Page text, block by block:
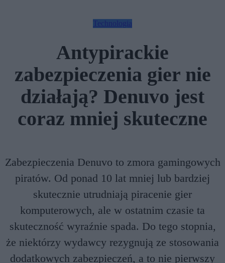
Technologia
Antypirackie
zabezpieczenia gier nie
działają? Denuvo jest
coraz mniej skuteczne
Zabezpieczenia Denuvo to zmora gamingowych
piratów. Od ponad 10 lat mniej lub bardziej
skutecznie utrudniają piracenie gier
komputerowych, ale w ostatnim czasie ta
skuteczność wyraźnie spada. Do tego stopnia,
że niektórzy wydawcy rezygnują ze stosowania
dodatkowych zabezpieczeń, a to nie pierwszy